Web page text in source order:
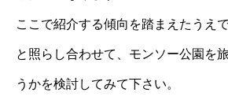
ここで紹介する傾向を踏まえたうえ
と照らし合わせて、モンソー公園を
うかを検討してみて下さい。